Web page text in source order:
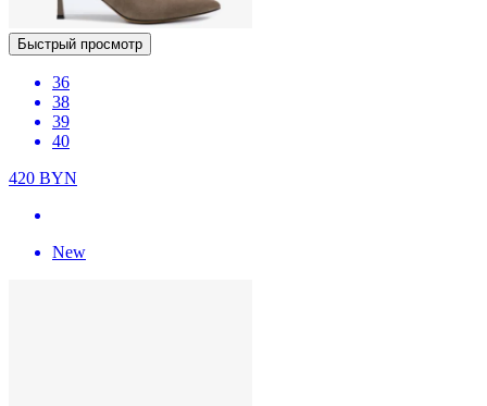
Быстрый просмотр
36
38
39
40
420 BYN
New